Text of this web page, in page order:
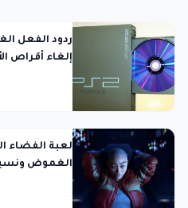
إلغاء أقراص
الغموض